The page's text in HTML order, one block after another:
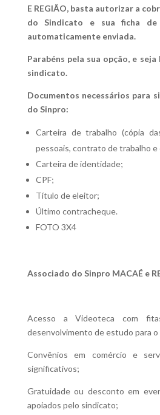
E REGIÃO, basta autorizar a
do Sindicato e sua ficha de
automaticamente enviada.
Parabéns pela sua opção, e
sindicato.
Documentos necessários para
do Sinpro:
Carteira de trabalho (cópia
pessoais, contrato de trabalho
Carteira de identidade;
CPF;
Título de eleitor;
Último contracheque.
FOTO 3X4
Associado do Sinpro MACAÉ e
Acesso a Videoteca com
desenvolvimento de estudo para
Convênios em comércio e
significativos;
Gratuidade ou desconto em
apoiados pelo sindicato;